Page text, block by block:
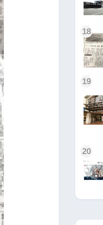
18
19
20